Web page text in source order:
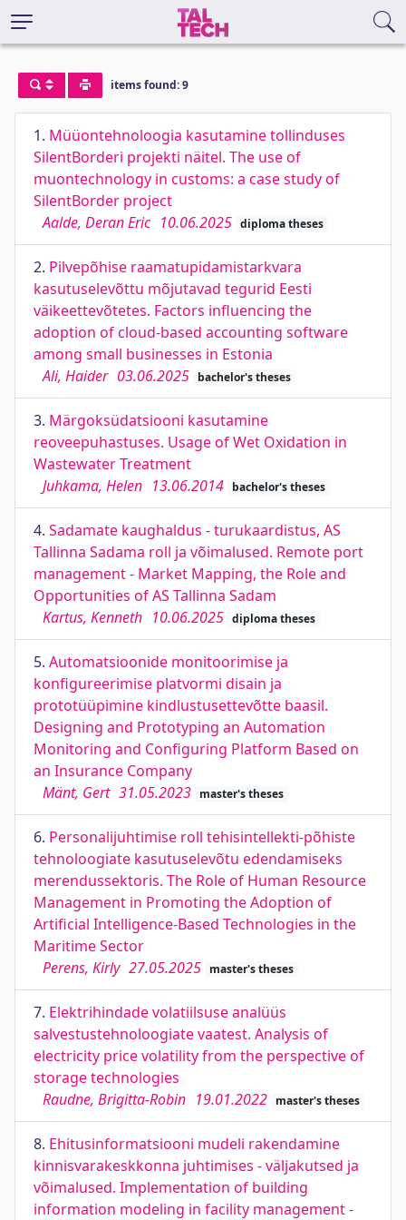
items found: 9
1. Müüontehnoloogia kasutamine tollinduses
SilentBorderi projekti näitel. The use of
muontechnology in customs: a case study of
SilentBorder project
Aalde, Deran Eric 10.06.2025 diploma theses
2. Pilvepõhise raamatupidamistarkvara
kasutuselevõttu mõjutavad tegurid Eesti
väikeettevõtetes. Factors influencing the
adoption of cloud-based accounting software
among small businesses in Estonia
Ali, Haider 03.06.2025 bachelor's theses
3. Märgoksüdatsiooni kasutamine
reoveepuhastuses. Usage of Wet Oxidation in
Wastewater Treatment
Juhkama, Helen 13.06.2014 bachelor's theses
4. Sadamate kaughaldus - turukaardistus, AS
Tallinna Sadama roll ja võimalused. Remote port
management - Market Mapping, the Role and
Opportunities of AS Tallinna Sadam
Kartus, Kenneth 10.06.2025 diploma theses
5. Automatsioonide monitoorimise ja
konfigureerimise platvormi disain ja
prototüüpimine kindlustusettevõtte baasil.
Designing and Prototyping an Automation
Monitoring and Configuring Platform Based on
an Insurance Company
Mänt, Gert 31.05.2023 master's theses
6. Personalijuhtimise roll tehisintellekti-põhiste
tehnoloogiate kasutuselevõtu edendamiseks
merendussektoris. The Role of Human Resource
Management in Promoting the Adoption of
Artificial Intelligence-Based Technologies in the
Maritime Sector
Perens, Kirly 27.05.2025 master's theses
7. Elektrihindade volatiilsuse analüüs
salvestustehnoloogiate vaatest. Analysis of
electricity price volatility from the perspective of
storage technologies
Raudne, Brigitta-Robin 19.01.2022 master's theses
8. Ehitusinformatsiooni mudeli rakendamine
kinnisvarakeskkonna juhtimises - väljakutsed ja
võimalused. Implementation of building
information modeling in facility management -